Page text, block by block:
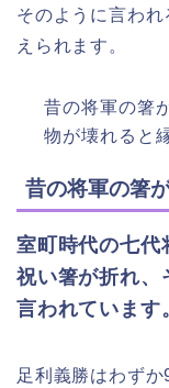
そのように言わ
えられます。
昔の将軍の箸
物が壊れると
昔の将軍の箸
室町時代の七代
祝い箸が折れ、
言われています
足利義勝はわずか